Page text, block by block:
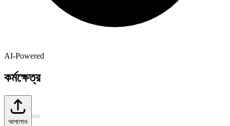
AI-Powered
কর্মক্ষেত্র
আপলোড